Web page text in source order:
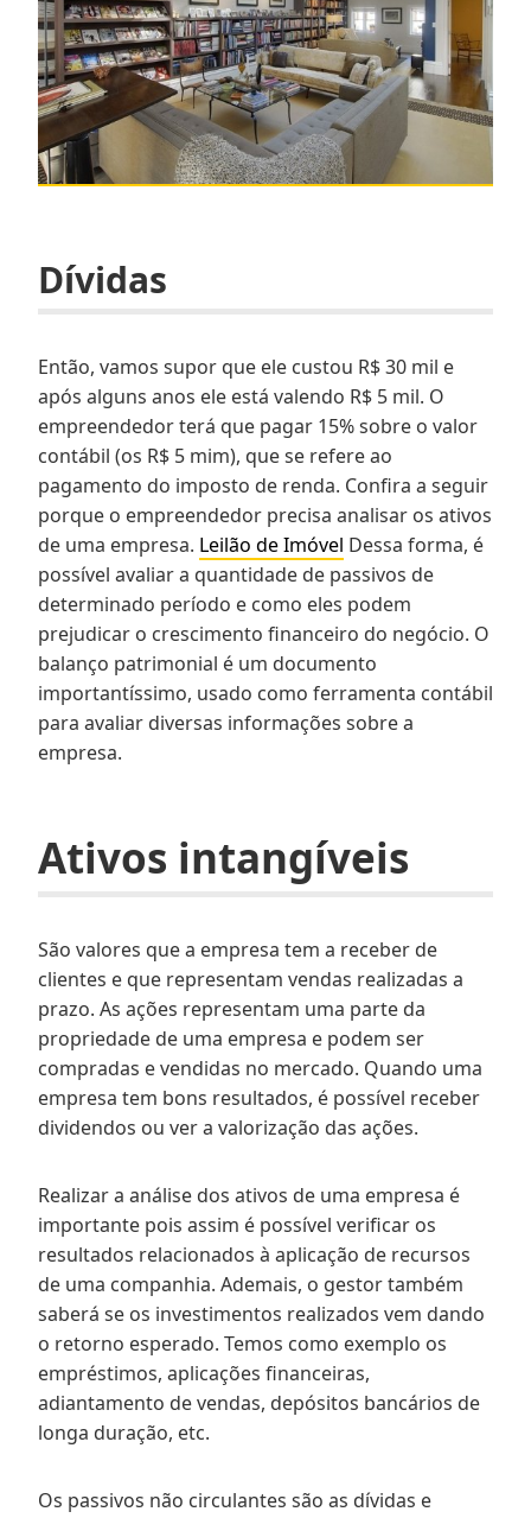
Dívidas
Então, vamos supor que ele custou R$ 30 mil e
após alguns anos ele está valendo R$ 5 mil. O
empreendedor terá que pagar 15% sobre o valor
contábil (os R$ 5 mim), que se refere ao
pagamento do imposto de renda. Confira a seguir
porque o empreendedor precisa analisar os ativos
de uma empresa. Leilão de Imóvel Dessa forma, é
possível avaliar a quantidade de passivos de
determinado período e como eles podem
prejudicar o crescimento financeiro do negócio. O
balanço patrimonial é um documento
importantíssimo, usado como ferramenta contábil
para avaliar diversas informações sobre a
empresa.
Ativos intangíveis
São valores que a empresa tem a receber de
clientes e que representam vendas realizadas a
prazo. As ações representam uma parte da
propriedade de uma empresa e podem ser
compradas e vendidas no mercado. Quando uma
empresa tem bons resultados, é possível receber
dividendos ou ver a valorização das ações.
Realizar a análise dos ativos de uma empresa é
importante pois assim é possível verificar os
resultados relacionados à aplicação de recursos
de uma companhia. Ademais, o gestor também
saberá se os investimentos realizados vem dando
o retorno esperado. Temos como exemplo os
empréstimos, aplicações financeiras,
adiantamento de vendas, depósitos bancários de
longa duração, etc.
Os passivos não circulantes são as dívidas e